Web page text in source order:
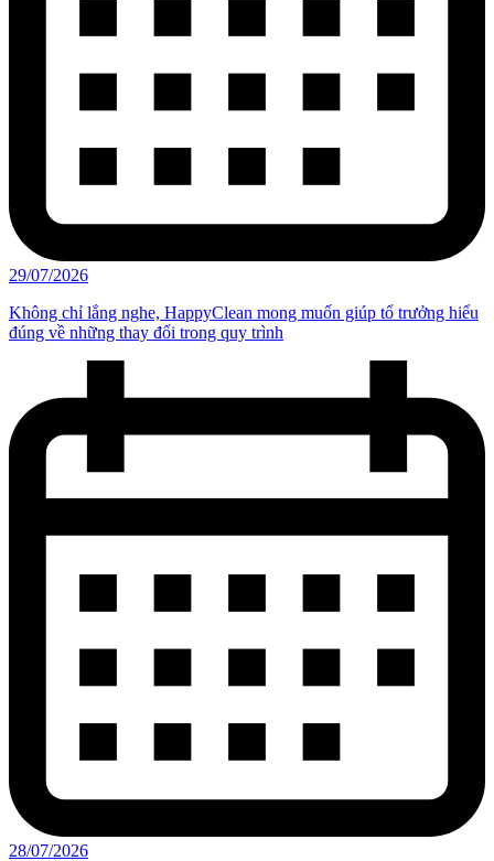
29/07/2026
Không chỉ lắng nghe, HappyClean mong muốn giúp tổ trưởng hiểu
đúng về những thay đổi trong quy trình
28/07/2026